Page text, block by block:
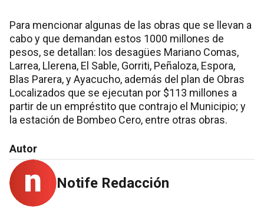
Para mencionar algunas de las obras que se llevan a
cabo y que demandan estos 1000 millones de
pesos, se detallan: los desagües Mariano Comas,
Larrea, Llerena, El Sable, Gorriti, Peñaloza, Espora,
Blas Parera, y Ayacucho, además del plan de Obras
Localizados que se ejecutan por $113 millones a
partir de un empréstito que contrajo el Municipio; y
la estación de Bombeo Cero, entre otras obras.
Autor
Notife Redacción